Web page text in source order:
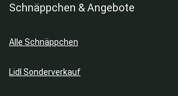
Schnäppchen & Angebote
Alle Schnäppchen
Lidl Sonderverkauf